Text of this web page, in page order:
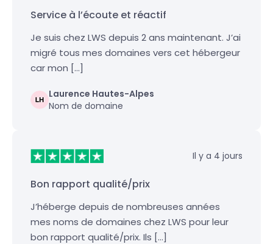
Service à l’écoute et réactif
Je suis chez LWS depuis 2 ans maintenant. J’ai
migré tous mes domaines vers cet hébergeur
car mon […]
Laurence Hautes-Alpes
Nom de domaine
Il y a 4 jours
Bon rapport qualité/prix
J’héberge depuis de nombreuses années
mes noms de domaines chez LWS pour leur
bon rapport qualité/prix. Ils […]